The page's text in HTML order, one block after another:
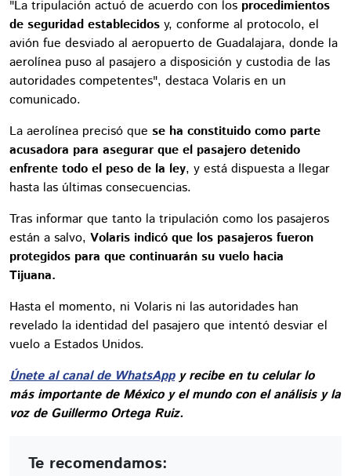
"La tripulación actuó de acuerdo con los procedimientos
de seguridad establecidos y, conforme al protocolo, el
avión fue desviado al aeropuerto de Guadalajara, donde la
aerolínea puso al pasajero a disposición y custodia de las
autoridades competentes", destaca Volaris en un
comunicado.
La aerolínea precisó que se ha constituido como parte
acusadora para asegurar que el pasajero detenido
enfrente todo el peso de la ley, y está dispuesta a llegar
hasta las últimas consecuencias.
Tras informar que tanto la tripulación como los pasajeros
están a salvo, Volaris indicó que los pasajeros fueron
protegidos para que continuarán su vuelo hacia
Tijuana.
Hasta el momento, ni Volaris ni las autoridades han
revelado la identidad del pasajero que intentó desviar el
vuelo a Estados Unidos.
Únete al canal de WhatsAppy recibe en tu celular lo
más importante de México y el mundo con el análisis y la
voz de Guillermo Ortega Ruiz.
Te recomendamos: